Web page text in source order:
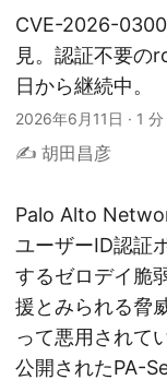
CVE-2026-
見。認証不要の
日から継続中。
2026年6月11日 · 1 分
✍️ 胡田昌彦
Palo Alto
ユーザーID認証
するゼロデイ脆
援とみられる脅
って悪用されて
公開されたPA-